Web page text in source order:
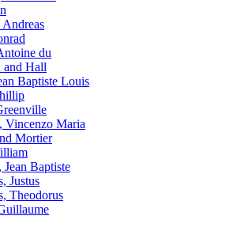
du
and Hall
Baptiste Louis
Vincenzo Maria
Mortier
Baptiste
Justus
Theodorus